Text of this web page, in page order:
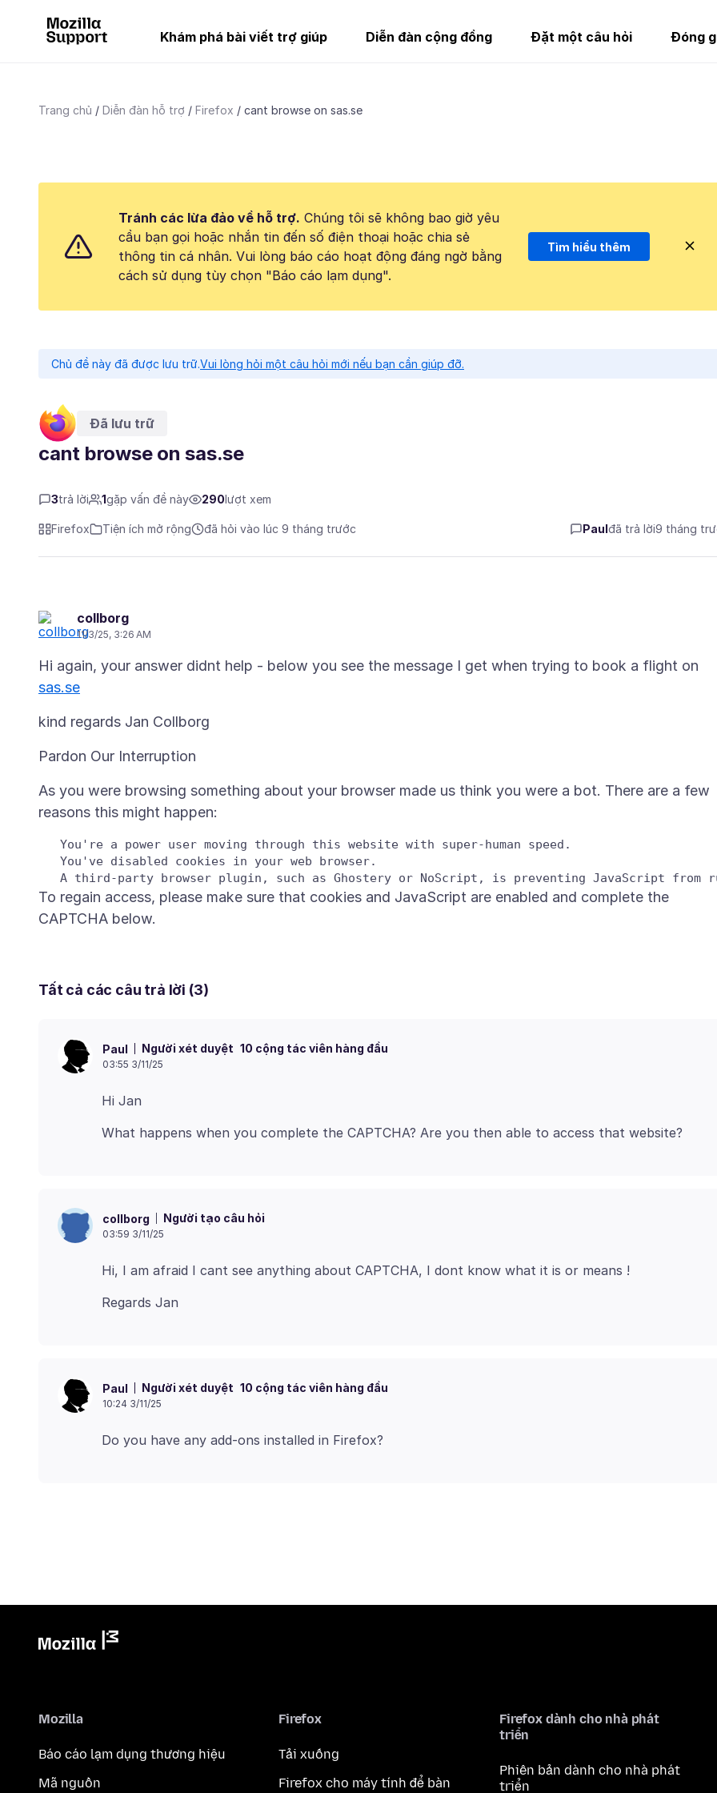
Khám phá bài viết trợ giúp Diễn đàn cộng đồng Đặt một câu hỏi Đóng
Trang chủ Diễn đàn hỗ trợ Firefox cant browse on sas.se
Tránh các lừa đảo về hỗ trợ. Chúng tôi sẽ không bao giờ yêu
cầu bạn gọi hoặc nhắn tin đến số điện thoại hoặc chia sẻ
thông tin cá nhân. Vui lòng báo cáo hoạt động đáng ngờ bằng
cách sử dụng tùy chọn "Báo cáo lạm dụng".
Tìm hiểu thêm
Chủ đề này đã được lưu trữ.Vui lòng hỏi một câu hỏi mới nếu bạn cần giúp đỡ.
Đã lưu trữ
cant browse on sas.se
3trả lời 1gặp vấn đề này 290 lượt xem
Firefox Tiện ích mở rộng đã hỏi vào lúc 9 tháng trước Paul đã trả lời9 tháng
collborg
11/3/25, 3:26 AM
Hi again, your answer didnt help - below you see the message I get when trying to book a flight on
sas.se
As you were browsing something about your browser made us think you were a bot. There are a few
   You're a power user moving through this website with super-human speed.
   You've disabled cookies in your web browser.
To regain access, please make sure that cookies and JavaScript are enabled and complete the
Tất cả các câu trả lời (3)
Paul Người xét duyệt 10 cộng tác viên hàng đầu
03:55 3/11/25
collborg Người tạo câu hỏi
03:59 3/11/25
Paul Người xét duyệt 10 cộng tác viên hàng đầu
10:24 3/11/25
Mozilla
Báo cáo lạm dụng thương hiệu
Mã nguồn
Firefox
Tải xuống
Firefox cho máy tính để bàn
Firefox dành cho nhà phát
triển
Phiên bản dành cho nhà phát
triển